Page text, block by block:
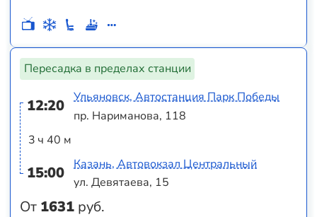
Пересадка в пределах станции
12:20
3 ч 40 м
15:00
От 1631 руб.
Ульяновск, Автостанция Парк Победы
пр. Нариманова, 118
Казань, Автовокзал Центральный
ул. Девятаева, 15